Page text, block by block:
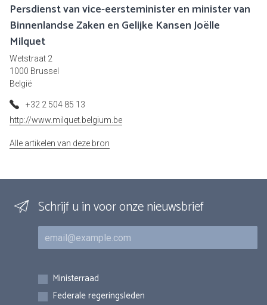
Persdienst van vice-eersteminister en minister van
Binnenlandse Zaken en Gelijke Kansen Joëlle
Milquet
Wetstraat 2
1000 Brussel
België
+32 2 504 85 13
http://www.milquet.belgium.be
Alle artikelen van deze bron
Schrijf u in voor onze nieuwsbrief
E-mail
Inschrijvingen
Ministerraad
Federale regeringsleden